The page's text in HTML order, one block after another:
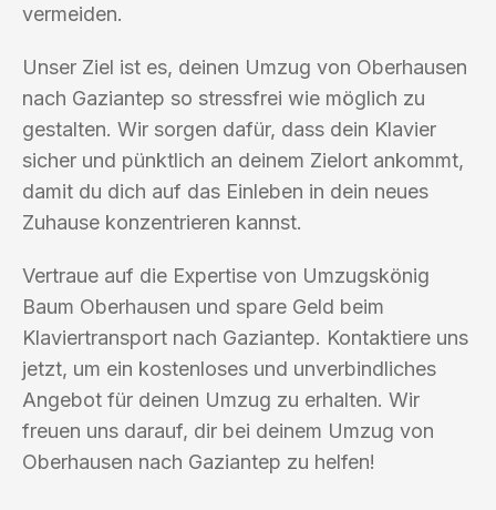
vermeiden.
Unser Ziel ist es, deinen Umzug von Oberhausen
nach Gaziantep so stressfrei wie möglich zu
gestalten. Wir sorgen dafür, dass dein Klavier
sicher und pünktlich an deinem Zielort ankommt,
damit du dich auf das Einleben in dein neues
Zuhause konzentrieren kannst.
Vertraue auf die Expertise von Umzugskönig
Baum Oberhausen und spare Geld beim
Klaviertransport nach Gaziantep. Kontaktiere uns
jetzt, um ein kostenloses und unverbindliches
Angebot für deinen Umzug zu erhalten. Wir
freuen uns darauf, dir bei deinem Umzug von
Oberhausen nach Gaziantep zu helfen!